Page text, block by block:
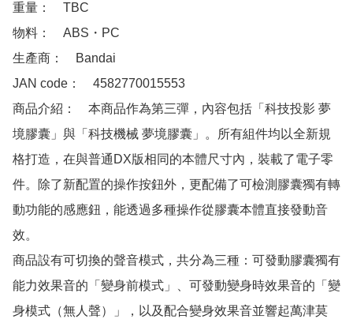
重量：　TBC
物料：　ABS・PC
生產商：　Bandai
JAN code：　4582770015553
商品介紹：　本商品作為第三彈，內容包括「科技投影 夢
境膠囊」與「科技機械 夢境膠囊」。所有組件均以全新規
格打造，在與普通DX版相同的本體尺寸內，裝載了電子零
件。除了新配置的操作按鈕外，更配備了可檢測膠囊獨有轉
動功能的感應鈕，能透過多種操作從膠囊本體直接發動音
效。
商品設有可切換的聲音模式，共分為三種：可發動膠囊獨有
能力效果音的「變身前模式」、可發動變身時效果音的「變
身模式（無人聲）」，以及配合變身效果音並響起萬津莫